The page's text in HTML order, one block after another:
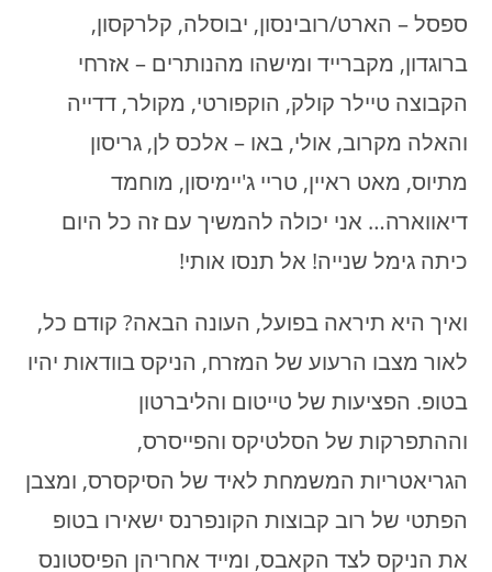
ספסל – הארט/רובינסון, יבוסלה, קלרקסון,
ברוגדון, מקברייד ומישהו מהנותרים – אזרחי
הקבוצה טיילר קולק, הוקפורטי, מקולר, דדייה
והאלה מקרוב, אולי, באו – אלכס לן, גריסון
מתיוס, מאט ראיין, טריי ג'יימיסון, מוחמד
דיאווארה… אני יכולה להמשיך עם זה כל היום
כיתה גימל שנייה! אל תנסו אותי!
ואיך היא תיראה בפועל, העונה הבאה? קודם כל,
לאור מצבו הרעוע של המזרח, הניקס בוודאות יהיו
בטופ. הפציעות של טייטום והליברטון
וההתפרקות של הסלטיקס והפייסרס,
הגריאטריות המשמחת לאיד של הסיקסרס, ומצבן
הפתטי של רוב קבוצות הקונפרנס ישאירו בטופ
את הניקס לצד הקאבס, ומייד אחריהן הפיסטונס